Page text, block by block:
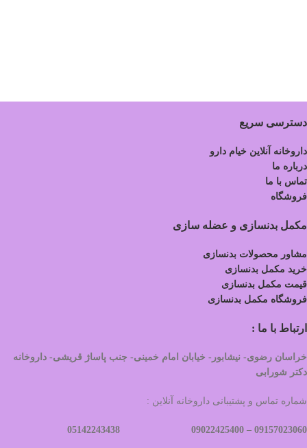
دسترسی سریع
داروخانه آنلاین خیام دارو
درباره ما
تماس با ما
فروشگاه
مکمل بدنسازی و عضله سازی
مشاور محصولات بدنسازی
خرید مکمل بدنسازی
قیمت مکمل بدنسازی
فروشگاه مکمل بدنسازی
ارتباط با ما :
خراسان رضوی- نیشابور- خیابان امام خمینی- جنب پاساژ قریشی- داروخانه
دکتر شورابی
شماره تماس و پشتیبانی داروخانه آنلاین :
09157023060 –